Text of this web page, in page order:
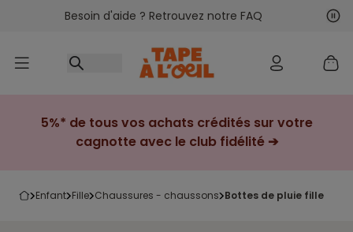
Accéder au contenu
Besoin d'aide ? Retrouvez notre FAQ
5%* de tous vos achats crédités sur votre
cagnotte avec le club fidélité ➔
enfant fille chaussures - chaussons bottes de pluie fille